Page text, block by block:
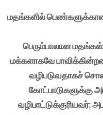
மதங்களில்
பெரும்பாலான
மக்களாகவே
வழிபடுவதாகச்
கோட்பாடுகளுக்கு